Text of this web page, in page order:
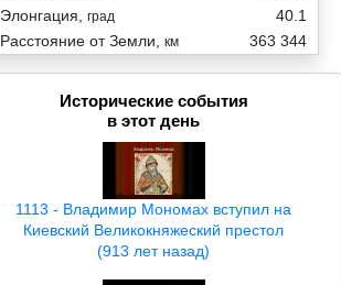
Элонгация, град
40.1
Расстояние от Земли, км 363 344
Исторические события
в этот день
1113 - Владимир Мономах вступил на
Киевский Великокняжеский престол
(913 лет назад)